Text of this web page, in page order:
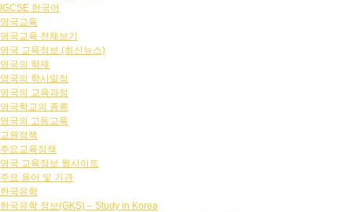
IGCSE 한국어
영국교육
영국교육 전체보기
영국 교육정보 (최신뉴스)
영국의 학제
영국의 학사일정
영국의 교육과정
영국학교의 종류
영국의 고등교육
교원정책
주요교육정책
영국 교육정보 웹사이트
주요 용어 및 기관
한국유학
한국유학 정보(GKS) – Study in Korea